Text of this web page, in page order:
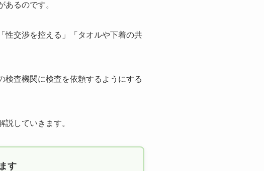
るのです。
性交渉を控える」「タオルや下着の共
検査機関に検査を依頼するようにする
していきます。
す